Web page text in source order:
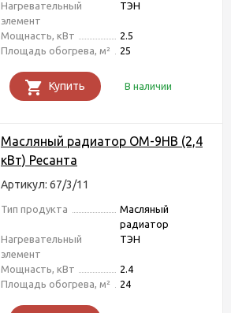
Нагревательный
элемент
ТЭН
Мощнасть, кВт
2.5
Площадь обогрева, м²
25
Купить В наличии
Масляный радиатор ОМ-9НВ (2,4
кВт) Ресанта
Артикул: 67/3/11
Тип продукта
Масляный
радиатор
Нагревательный
элемент
ТЭН
Мощнасть, кВт
2.4
Площадь обогрева, м²
24